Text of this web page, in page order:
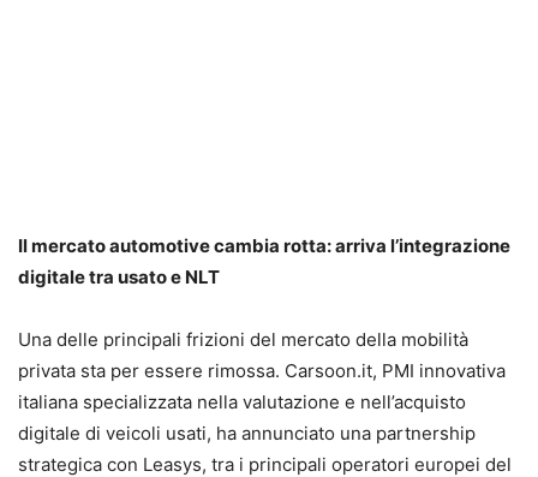
Il mercato automotive cambia rotta: arriva l’integrazione
digitale tra usato e NLT
Una delle principali frizioni del mercato della mobilità
privata sta per essere rimossa. Carsoon.it, PMI innovativa
italiana specializzata nella valutazione e nell’acquisto
digitale di veicoli usati, ha annunciato una partnership
strategica con Leasys, tra i principali operatori europei del